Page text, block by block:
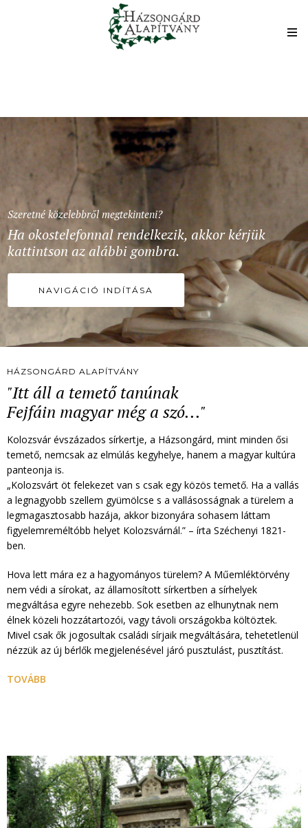
Szeretné közelebbről megtekinteni?
Ha okostelefonnal rendelkezik, akkor kérjük
kattintson az alábbi gombra.
NAVIGÁCIÓ INDÍTÁSA
HÁZSONGÁRD ALAPÍTVÁNY
"Itt áll a temető tanúnak
Fejfáin magyar még a szó..."
Kolozsvár évszázados sírkertje, a Házsongárd, mint minden ősi
temető, nemcsak az elmúlás kegyhelye, hanem a magyar kultúra
panteonja is.
„Kolozsvárt öt felekezet van s csak egy közös temető. Ha a vallás
a legnagyobb szellem gyümölcse s a vallásosságnak a türelem a
legmagasztosabb hazája, akkor bizonyára sohasem láttam
figyelemreméltóbb helyet Kolozsvárnál.” – írta Széchenyi 1821-
ben.
Hova lett mára ez a hagyományos türelem? A Műemléktörvény
nem védi a sírokat, az államosított sírkertben a sírhelyek
megváltása egyre nehezebb. Sok esetben az elhunytnak nem
élnek közeli hozzátartozói, vagy távoli országokba költöztek.
Mivel csak ők jogosultak családi sírjaik megváltására, tehetetlenül
nézzük az új bérlők megjelenésével járó pusztulást, pusztítást.
TOVÁBB